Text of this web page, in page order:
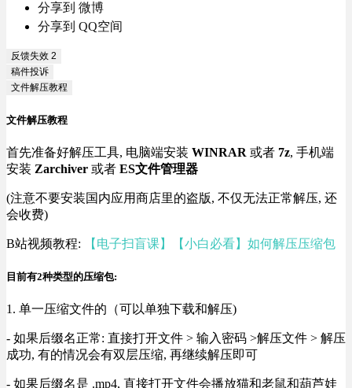
分享到 微博
分享到 QQ空间
反馈失效 2
稿件投诉
文件解压教程
文件解压教程
首先准备好解压工具, 电脑端安装 WINRAR 或者 7z, 手机端
安装 Zarchiver 或者 ES文件管理器
(注意不要安装国内应用商店里的盗版, 不仅无法正常解压, 还
会收费)
B站视频教程: 【电子扫盲课】【小白必看】如何解压压缩包
目前有2种类型的压缩包:
1. 单一压缩文件的（可以单独下载和解压)
- 如果后缀名正常: 直接打开文件 > 输入密码 >解压文件 > 解压
成功, 有的情况会有双层压缩, 再继续解压即可
- 如果后缀名是 .mp4, 直接打开文件会播放猫和老鼠和葫芦娃